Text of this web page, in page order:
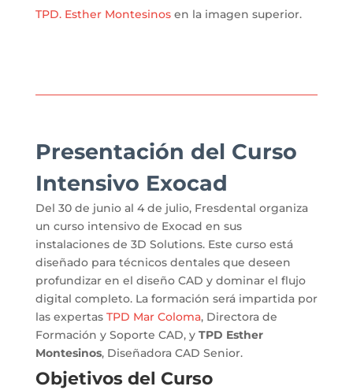
TPD. Esther Montesinosen la imagen superior.
Presentación del Curso
Intensivo Exocad
Del 30 de junio al 4 de julio, Fresdental organiza
un curso intensivo de Exocad en sus
instalaciones de 3D Solutions. Este curso está
diseñado para técnicos dentales que deseen
profundizar en el diseño CAD y dominar el flujo
digital completo. La formación será impartida por
las expertas TPD Mar Coloma, Directora de
Formación y Soporte CAD, y TPD Esther
Montesinos, Diseñadora CAD Senior.
Objetivos del Curso